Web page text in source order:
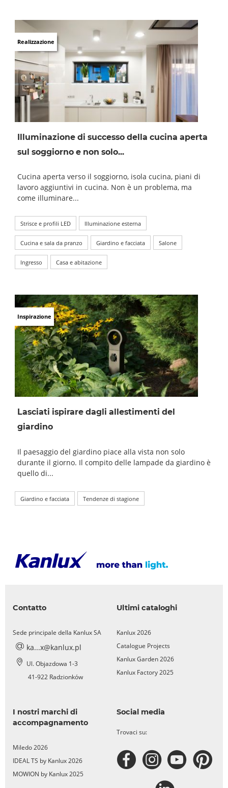
Realizzazione
Illuminazione di successo della cucina aperta
sul soggiorno e non solo...
Cucina aperta verso il soggiorno, isola cucina, piani di
lavoro aggiuntivi in cucina. Non è un problema, ma
come illuminare...
Strisce e profili LED Illuminazione esterna
Cucina e sala da pranzo Giardino e facciata Salone
Ingresso Casa e abitazione
Inspirazione
Lasciati ispirare dagli allestimenti del
giardino
Il paesaggio del giardino piace alla vista non solo
durante il giorno. Il compito delle lampade da giardino è
quello di...
Giardino e facciata Tendenze di stagione
Contatto
Sede principale della Kanlux SA
ka...x@kanlux.pl
Ul. Objazdowa 1-3
41-922 Radzionków
Ultimi cataloghi
Kanlux 2026
Catalogue Projects
Kanlux Garden 2026
Kanlux Factory 2025
I nostri marchi di
accompagnamento
Miledo 2026
IDEAL TS by Kanlux 2026
MOWION by Kanlux 2025
Social media
Trovaci su: